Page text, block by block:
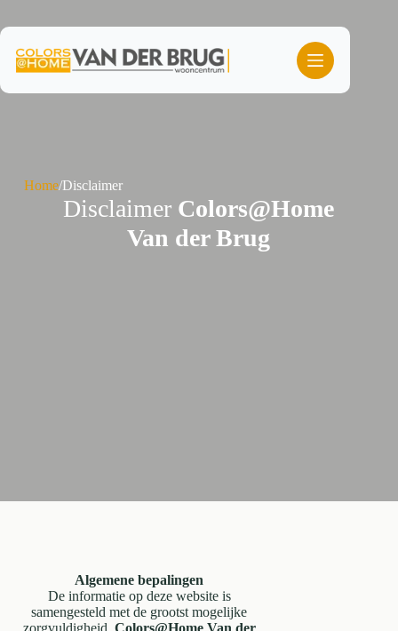
de
inhoud
Home/Disclaimer
Disclaimer Colors@Home
Van der Brug
Algemene bepalingen
De informatie op deze website is
samengesteld met de grootst mogelijke
zorgvuldigheid. Colors@Home Van der